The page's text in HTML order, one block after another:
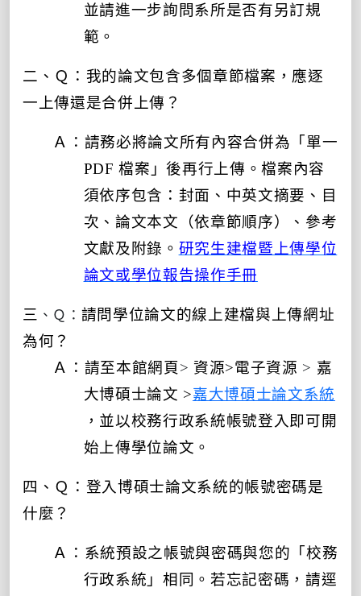
並請進一步詢問系所是否有另訂規
範。
二、Ｑ：我的論文包含多個章節檔案，應逐
一上傳還是合併上傳？
Ａ： 請務必將論文所有內容合併為「單一
PDF 檔案」後再行上傳。檔案內容
須依序包含：封面、中英文摘要、目
次、論文本文（依章節順序）、參考
文獻及附錄。 研究生建檔暨上傳學位
論文或學位報告操作手冊
三 、Ｑ： 請問學位論文的線上建檔與上傳網址
為何？
Ａ：請至本館網頁>資源>電子資源 > 嘉
大博碩士論文 >嘉大博碩士論文系統
，並以校務行政系統帳號登入即可開
始上傳學位論文。
四、Ｑ：登入博碩士論文系統的帳號密碼是
什麼？
Ａ： 系統預設之帳號與密碼與您的「校務
行政系統」相同。 若忘記密碼，請逕